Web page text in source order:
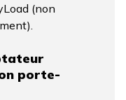
(non
porte-